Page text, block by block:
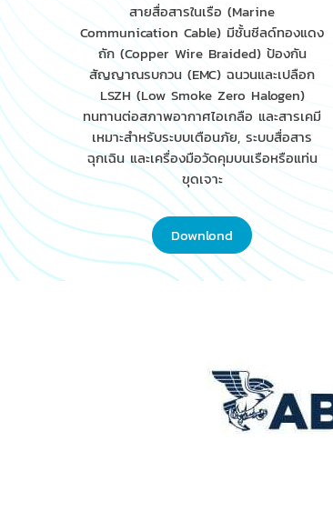
สายสื่อสารในเรือ (Marine
Communication Cable) มีชั้นชีลด์ทองแดง
ถัก (Copper Wire Braided) ป้องกัน
สัญญาณรบกวน (EMC) ฉนวนและเปลือก
LSZH (Low Smoke Zero Halogen)
ทนทานต่อสภาพอากาศไอเกลือ และสารเคมี
เหมาะสำหรับระบบเตือนภัย, ระบบสื่อสาร
ฉุกเฉิน และเครื่องมือวัดคุมบนเรือหรือแท่น
ขุดเจาะ
Downlond